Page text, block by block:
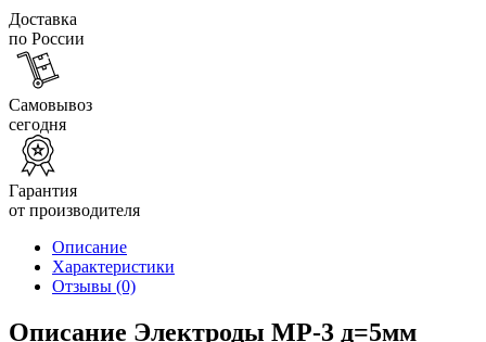
Доставка
по России
Самовывоз
сегодня
Гарантия
от производителя
Описание
Характеристики
Отзывы (0)
Описание Электроды МР-3 д=5мм